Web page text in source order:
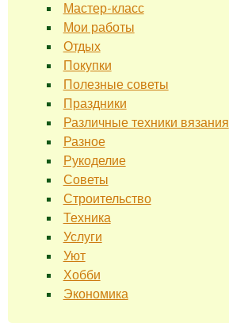
Мастер-класс
Мои работы
Отдых
Покупки
Полезные советы
Праздники
Различные техники вязания
Разное
Рукоделие
Советы
Строительство
Техника
Услуги
Уют
Хобби
Экономика